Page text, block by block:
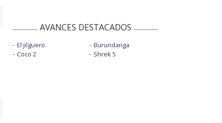
AVANCES DESTACADOS
El jilguero
Coco 2
Burundanga
Shrek 5